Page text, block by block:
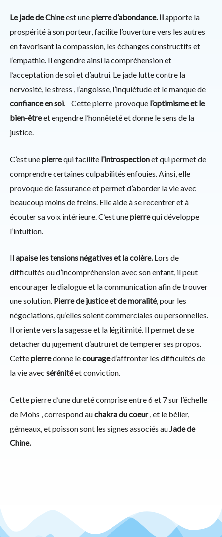
Le jade de Chineest unepierre d’abondance. Ilapporte la
prospérité à son porteur, facilite l’ouverture vers les autres
en favorisant la compassion, les échanges constructifs et
l’empathie. Il engendre ainsi la compréhension et
l’acceptation de soi et d’autrui. Le jade lutte contre la
nervosité, le stress , l’angoisse, l’inquiétude et le manque de
confiance en soi. Cette pierre provoque l’optimisme et le
bien-êtreet engendre l’honnêteté et donne le sens de la
justice.
C’est unepierrequi facilite l’introspectionet qui permet de
comprendre certaines culpabilités enfouies. Ainsi, elle
provoque de l’assurance et permet d’aborder la vie avec
beaucoup moins de freins. Elle aide à se recentrer et à
écouter sa voix intérieure. C’est unepierrequi développe
l’intuition.
Ilapaise les tensions négatives et la colère.Lors de
difficultés ou d’incompréhension avec son enfant, il peut
encourager le dialogue et la communication afin de trouver
une solution. Pierre de justice et de moralité, pour les
négociations, qu’elles soient commerciales ou personnelles.
Il oriente vers la sagesse et la légitimité. Il permet de se
détacher du jugement d’autrui et de tempérer ses propos.
Cettepierredonne lecouraged’affronter les difficultés de
la vie avec sérénitéet conviction.
Cette pierre d’une dureté comprise entre 6 et 7 sur l’échelle
de Mohs , correspond auchakra du coeur, et le bélier,
gémeaux, et poisson sont les signes associés auJade de
Chine.